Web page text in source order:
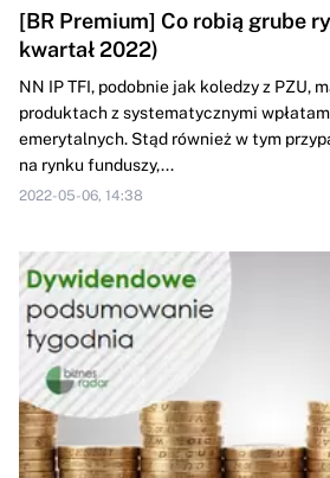
[BR Premium] Co robią grube
kwartał 2022)
NN IP TFI, podobnie jak koledzy z PZU,
produktach z systematycznymi
emerytalnych. Stąd również w tym
na rynku funduszy,...
2022-05-06, 14:38